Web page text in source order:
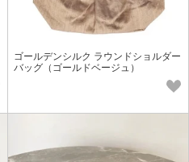
ゴールデンシルク ラウンドショルダー
バッグ（ゴールドベージュ）